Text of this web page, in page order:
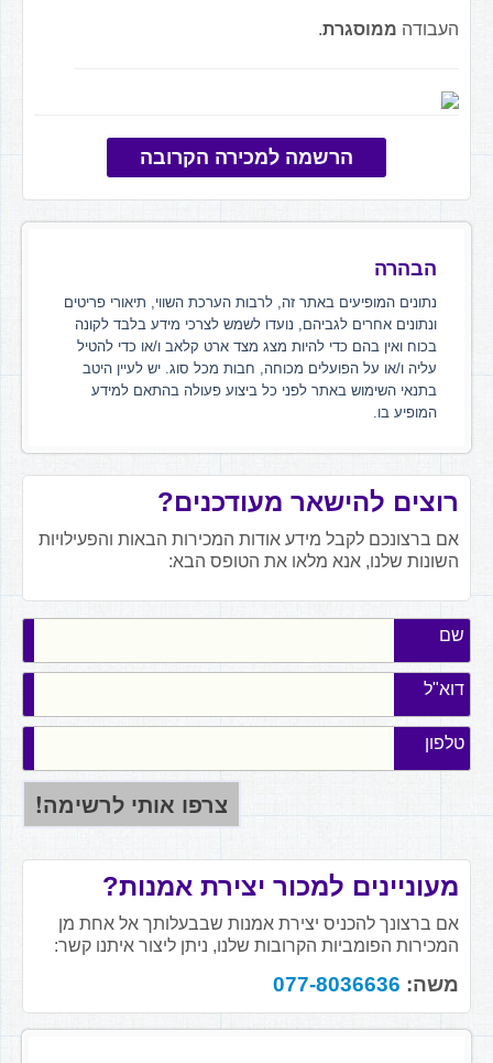
העבודה ממוסגרת.
הרשמה למכירה הקרובה
הבהרה
נתונים המופיעים באתר זה, לרבות הערכת השווי, תיאורי פריטים
ונתונים אחרים לגביהם, נועדו לשמש לצרכי מידע בלבד לקונה
בכוח ואין בהם כדי להיות מצג מצד ארט קלאב ו/או כדי להטיל
עליה ו/או על הפועלים מכוחה, חבות מכל סוג. יש לעיין היטב
בתנאי השימוש באתר לפני כל ביצוע פעולה בהתאם למידע
המופיע בו.
רוצים להישאר מעודכנים?
אם ברצונכם לקבל מידע אודות המכירות הבאות והפעילויות
השונות שלנו, אנא מלאו את הטופס הבא:
שם
דוא"ל
טלפון
מעוניינים למכור יצירת אמנות?
אם ברצונך להכניס יצירת אמנות שבבעלותך אל אחת מן
המכירות הפומביות הקרובות שלנו, ניתן ליצור איתנו קשר:
משה: 077-8036636